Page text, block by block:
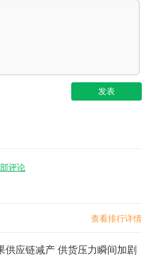
评论
查看排行详情
应链减产 供货压力瞬间加剧